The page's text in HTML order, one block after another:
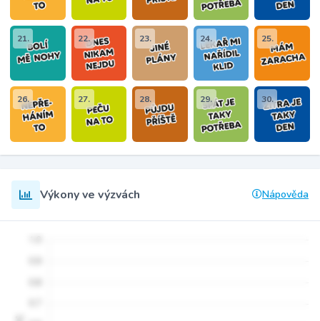
21. 22. 23. 24. 25.
26. 27. 28. 29. 30.
Výkony ve výzvách Nápověda